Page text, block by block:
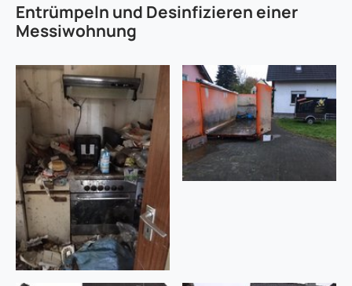
Entrümpeln und Desinfizieren einer
Messiwohnung